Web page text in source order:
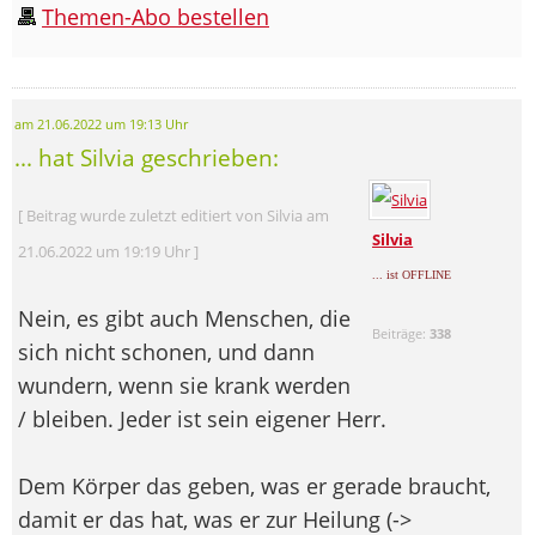
Themen-Abo bestellen
am 21.06.2022 um 19:13 Uhr
... hat Silvia geschrieben:
Silvia
... ist OFFLINE
Beiträge:338
[ Beitrag wurde zuletzt editiert von Silvia am
21.06.2022 um 19:19 Uhr ]
Nein, es gibt auch Menschen, die
sich nicht schonen, und dann
wundern, wenn sie krank werden
/ bleiben. Jeder ist sein eigener Herr.
Dem Körper das geben, was er gerade braucht,
damit er das hat, was er zur Heilung (->